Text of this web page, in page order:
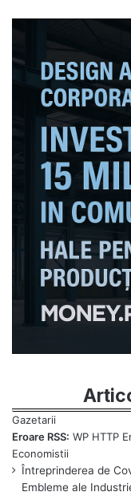
Eroare RSS: WP HTTP
Întreprinderea de
Embleme ale